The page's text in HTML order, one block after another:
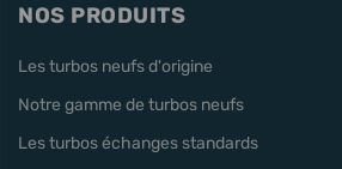
NOS PRODUITS
Les turbos neufs d'origine
Notre gamme de turbos neufs
Les turbos échanges standards